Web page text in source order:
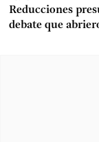
Reducciones
debate que